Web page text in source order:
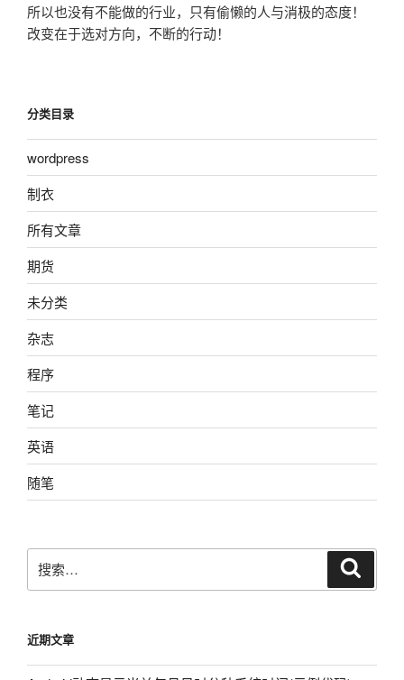
所以也没有不能做的行业，只有偷懒的人与消极的态度！
改变在于选对方向，不断的行动！
分类目录
wordpress
制衣
所有文章
期货
未分类
杂志
程序
笔记
英语
随笔
搜
索：
近期文章